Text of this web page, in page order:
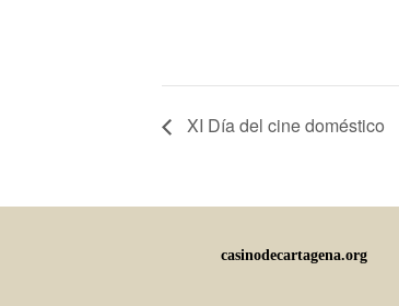
XI Día del cine doméstico
casinodecartagena.org